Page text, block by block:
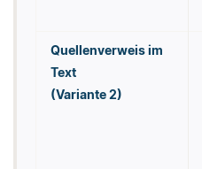
Quellenverweis im
Text
(Variante 2)